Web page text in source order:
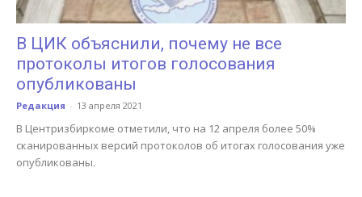
В ЦИК объяснили, почему не все
протоколы итогов голосования
опубликованы
Редакция - 13 апреля 2021
В Центризбиркоме отметили, что на 12 апреля более 50%
сканированных версий протоколов об итогах голосования уже
опубликованы.